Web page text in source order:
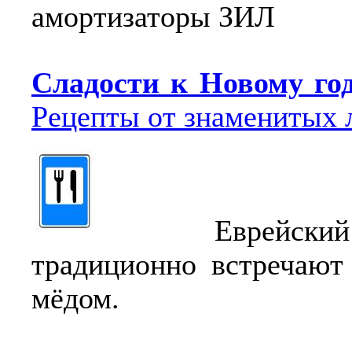
амортизаторы ЗИЛ
Сладости к Новому
Рецепты от знаменитых
Еврейский
традиционно
мёдом.